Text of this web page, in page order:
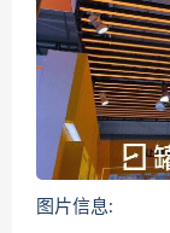
图片信息: